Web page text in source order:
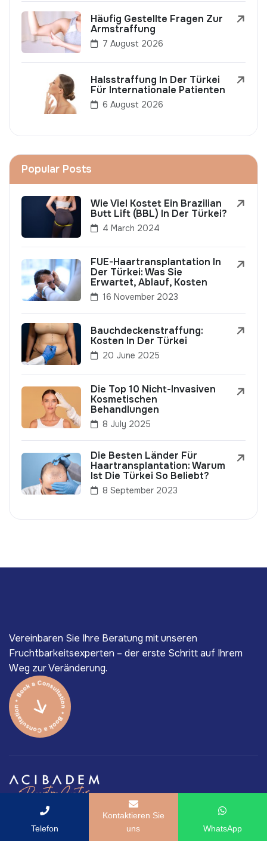
Häufig Gestellte Fragen Zur
Armstraffung
7 August 2026
Halsstraffung In Der Türkei
Für Internationale Patienten
6 August 2026
Popular Posts
Wie Viel Kostet Ein Brazilian
Butt Lift (BBL) In Der Türkei?
4 March 2024
FUE-Haartransplantation In
Der Türkei: Was Sie
Erwartet, Ablauf, Kosten
16 November 2023
Bauchdeckenstraffung:
Kosten In Der Türkei
20 June 2025
Die Top 10 Nicht-Invasiven
Kosmetischen
Behandlungen
8 July 2025
Die Besten Länder Für
Haartransplantation: Warum
Ist Die Türkei So Beliebt?
8 September 2023
Vereinbaren Sie Ihre Beratung mit unseren
Fruchtbarkeitsexperten – der erste Schritt auf Ihrem
Weg zur Veränderung.
Das ACIBADEM Beauty Center als Teil der ACIBADEM
Healthcare Group legt höchsten Wert auf medizinische
Telefon
Kontaktieren Sie
uns
WhatsApp